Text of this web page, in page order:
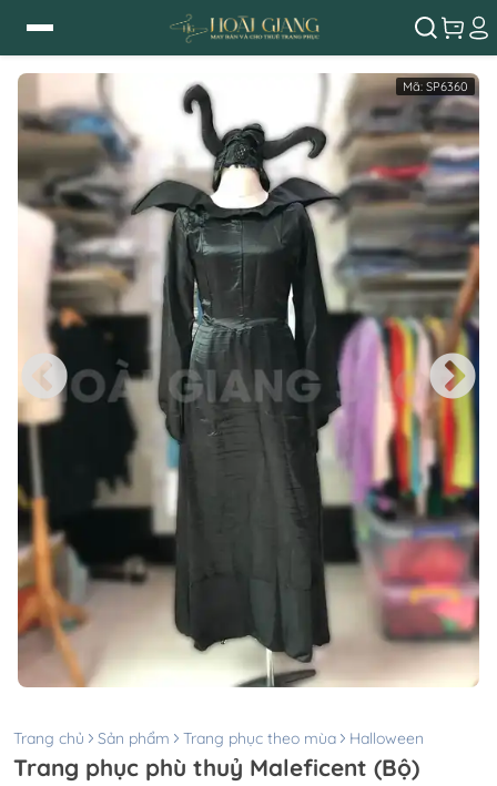
Mã: SP6360
Trang chủ Sản phẩm Trang phục theo mùa Halloween
Trang phục phù thuỷ Maleficent (Bộ)